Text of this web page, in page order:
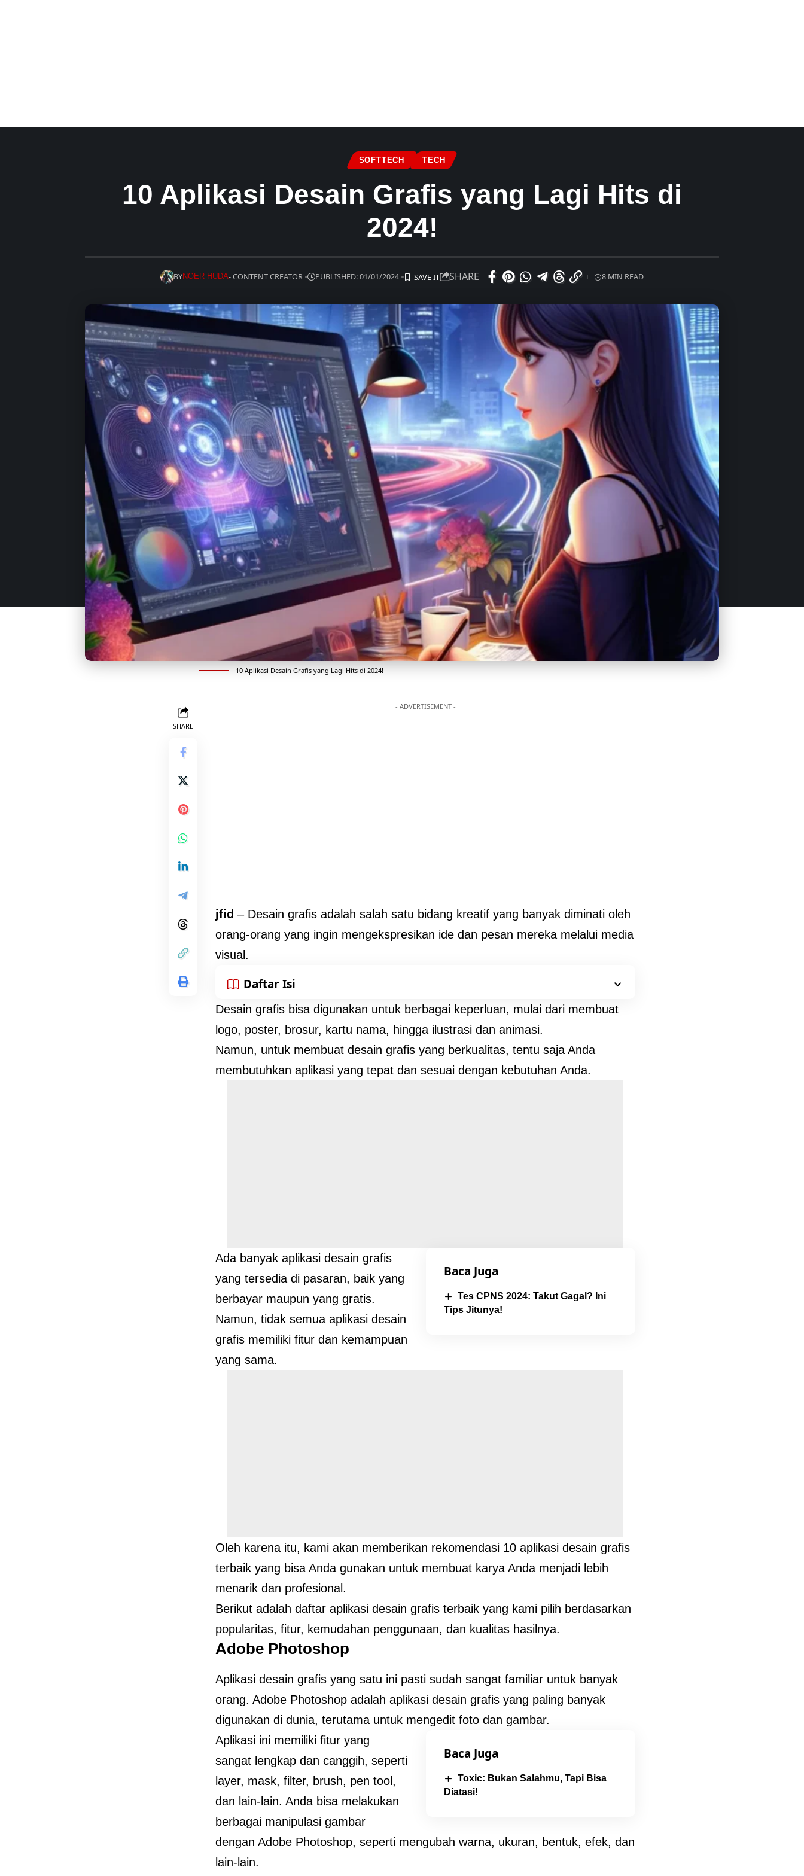
SOFTTECH TECH
10 Aplikasi Desain Grafis yang Lagi Hits di
2024!
BYNOER HUDA- CONTENT CREATOR PUBLISHED: 01/01/2024 SHARE 8 MIN READ
10 Aplikasi Desain Grafis yang Lagi Hits di 2024!
SHARE
- ADVERTISEMENT -
jfid – Desain grafis adalah salah satu bidang kreatif yang banyak diminati oleh
orang-orang yang ingin mengekspresikan ide dan pesan mereka melalui media
visual.
Daftar Isi
Desain grafis bisa digunakan untuk berbagai keperluan, mulai dari membuat
logo, poster, brosur, kartu nama, hingga ilustrasi dan animasi.
Namun, untuk membuat desain grafis yang berkualitas, tentu saja Anda
membutuhkan aplikasi yang tepat dan sesuai dengan kebutuhan Anda.
Baca Juga
Tes CPNS 2024: Takut Gagal? Ini
Tips Jitunya!
Ada banyak aplikasi desain grafis
yang tersedia di pasaran, baik yang
berbayar maupun yang gratis.
Namun, tidak semua aplikasi desain
grafis memiliki fitur dan kemampuan
yang sama.
Oleh karena itu, kami akan memberikan rekomendasi 10 aplikasi desain grafis
terbaik yang bisa Anda gunakan untuk membuat karya Anda menjadi lebih
menarik dan profesional.
Berikut adalah daftar aplikasi desain grafis terbaik yang kami pilih berdasarkan
popularitas, fitur, kemudahan penggunaan, dan kualitas hasilnya.
Adobe Photoshop
Aplikasi desain grafis yang satu ini pasti sudah sangat familiar untuk banyak
orang. Adobe Photoshop adalah aplikasi desain grafis yang paling banyak
digunakan di dunia, terutama untuk mengedit foto dan gambar.
Baca Juga
Toxic: Bukan Salahmu, Tapi Bisa
Diatasi!
Aplikasi ini memiliki fitur yang
sangat lengkap dan canggih, seperti
layer, mask, filter, brush, pen tool,
dan lain-lain. Anda bisa melakukan
berbagai manipulasi gambar
dengan Adobe Photoshop, seperti mengubah warna, ukuran, bentuk, efek, dan
lain-lain.